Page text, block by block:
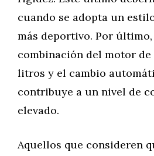
cuando se adopta un
más deportivo. Por
combinación del motor de
litros y el cambio
contribuye a un nivel de
elevado.
Aquellos que consideren